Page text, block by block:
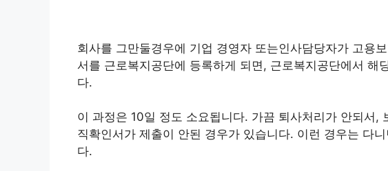
회사를 그만둘경우에 기업 경영자 또는인사담당자가 고용
서를 근로복지공단에 등록하게 되면, 근로복지공단에서 해
다.
이 과정은 10일 정도 소요됩니다. 가끔 퇴사처리가 안되서,
직확인서가 제출이 안된 경우가 있습니다. 이런 경우는 다
다.